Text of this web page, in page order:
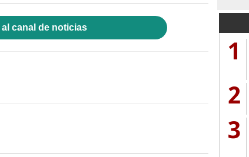
al canal de noticias
1
2
3